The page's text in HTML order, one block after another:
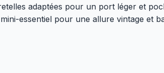
adaptées pour un port léger et
essentiel pour une allure vintage et